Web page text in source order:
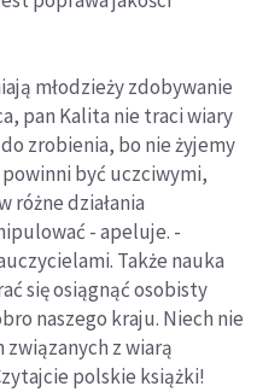
młodzieży zdobywanie
pan Kalita nie traci wiary
zrobienia, bo nie żyjemy
powinni być uczciwymi,
różne działania
- apeluje. -
Także nauka
się osiągnąć osobisty
naszego kraju. Niech nie
z wiarą
polskie książki!